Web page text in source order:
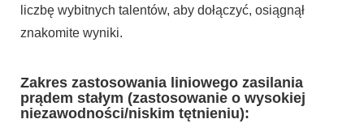
liczbę wybitnych talentów, aby dołączyć, osiągnął
znakomite wyniki.
Zakres zastosowania liniowego zasilania
prądem stałym (zastosowanie o wysokiej
niezawodności/niskim tętnieniu):